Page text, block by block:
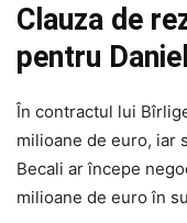
Clauza de
pentru
În contractul lui
milioane de euro, iar
Becali ar începe
milioane de euro în